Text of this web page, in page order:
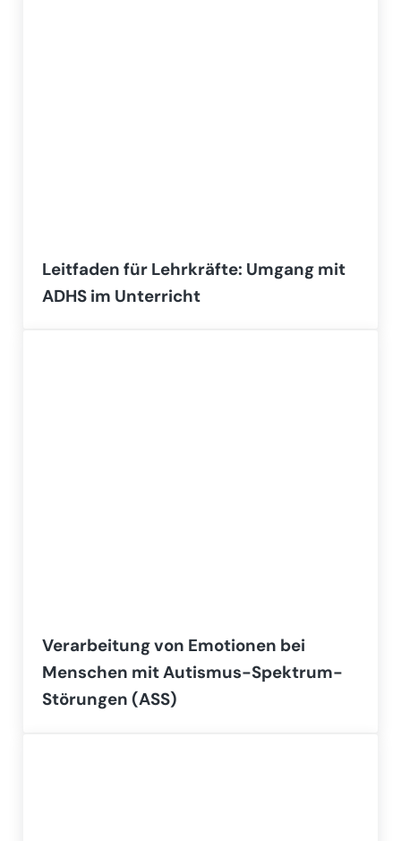
Leitfaden für Lehrkräfte: Umgang mit
ADHS im Unterricht
Verarbeitung von Emotionen bei
Menschen mit Autismus-Spektrum-
Störungen (ASS)